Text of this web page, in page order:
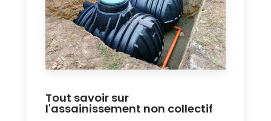
Tout savoir sur
l'assainissement non collectif